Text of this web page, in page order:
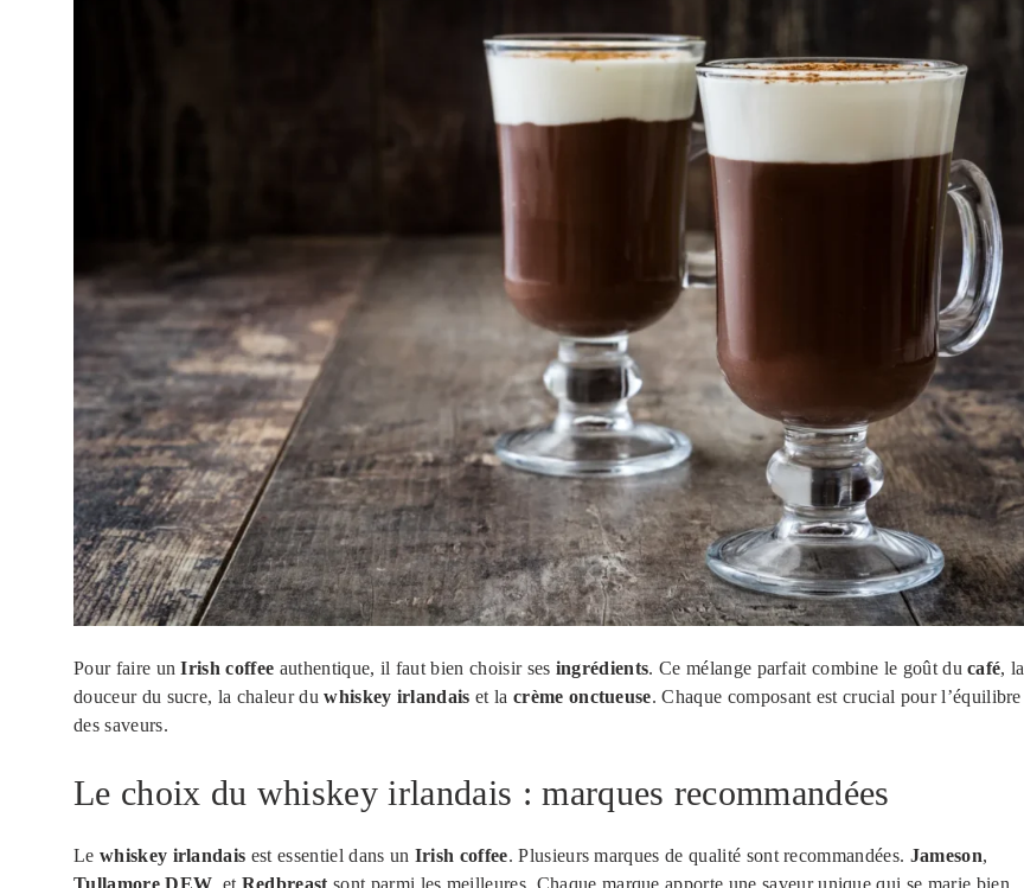
Pour faire unIrish coffee authentique, il faut bien choisir ses ingrédients. Ce mélange parfait combine le goût ducafé, la
douceur du sucre, la chaleur duwhiskey irlandais et la crème onctueuse. Chaque composant est crucial pour l’équilibre
des saveurs.
Le choix du whiskey irlandais : marques recommandées
Le whiskey irlandais est essentiel dans un Irish coffee. Plusieurs marques de qualité sont recommandées. Jameson,
Tullamore DEW , et Redbreast sont parmi les meilleures. Chaque marque apporte une saveur unique qui se marie bien